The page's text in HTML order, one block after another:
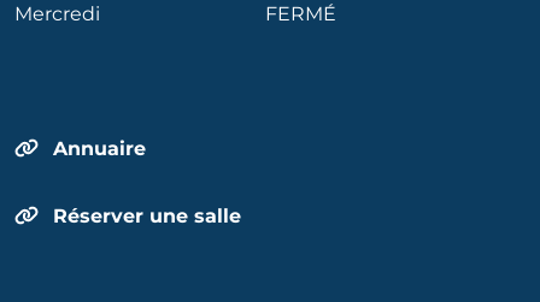
Mercredi
FERMÉ
Annuaire
Réserver une salle